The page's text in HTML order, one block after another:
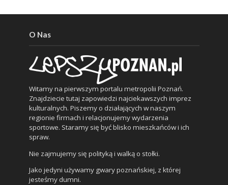
O Nas
Witamy na pierwszym portalu metropolii Poznań.
Znajdziecie tutaj zapowiedzi najciekawszych imprez
kulturalnych. Piszemy o działających w naszym
regionie firmach i relacjonujemy wydarzenia
sportowe. Staramy się być blisko mieszkańców i ich
spraw.
Nie zajmujemy się polityką i walką o stołki.
Jako jedyni używamy gwary poznańskiej, z której
jesteśmy dumni.